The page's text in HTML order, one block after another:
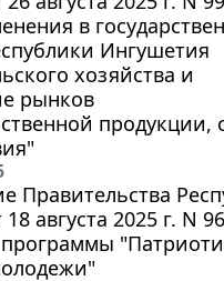
в
Ингушетия
хозяйства и
рынков
продукции,
Правительства
августа 2025 г. N